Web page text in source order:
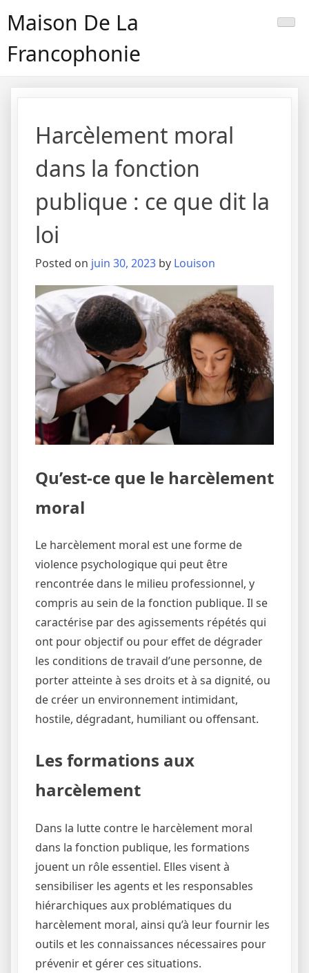
Maison De La
Francophonie
Harcèlement moral
dans la fonction
publique : ce que dit la
loi
Posted on juin 30, 2023 by Louison
Qu’est-ce que le harcèlement
moral
Le harcèlement moral est une forme de
violence psychologique qui peut être
rencontrée dans le milieu professionnel, y
compris au sein de la fonction publique. Il se
caractérise par des agissements répétés qui
ont pour objectif ou pour effet de dégrader
les conditions de travail d’une personne, de
porter atteinte à ses droits et à sa dignité, ou
de créer un environnement intimidant,
hostile, dégradant, humiliant ou offensant.
Les formations aux
harcèlement
Dans la lutte contre le harcèlement moral
dans la fonction publique, les formations
jouent un rôle essentiel. Elles visent à
sensibiliser les agents et les responsables
hiérarchiques aux problématiques du
harcèlement moral, ainsi qu’à leur fournir les
outils et les connaissances nécessaires pour
prévenir et gérer ces situations.